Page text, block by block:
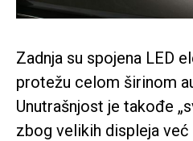
Zadnja su spojena LED
protežu celom širinom
Unutrašnjost je takođe
zbog velikih displeja